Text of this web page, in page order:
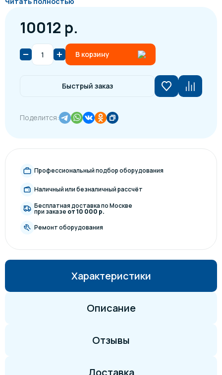
10012 р.
В корзину
Быстрый заказ
Поделится:
Профессиональный подбор оборудования
Наличный или безналичный рассчёт
Бесплатная доставка по Москве
при заказе от 10 000 р.
Ремонт оборудования
Характеристики
Описание
Отзывы
Доставка